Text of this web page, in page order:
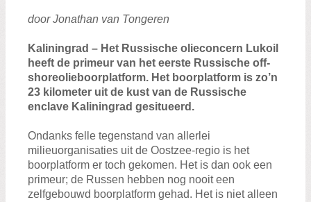
Zoeken
door Jonathan van Tongeren
Kaliningrad – Het Russische olieconcern Lukoil
heeft de primeur van het eerste Russische off-
shoreolieboorplatform. Het boorplatform is zo’n
23 kilometer uit de kust van de Russische
enclave Kaliningrad gesitueerd.
Ondanks felle tegenstand van allerlei
milieuorganisaties uit de Oostzee-regio is het
boorplatform er toch gekomen. Het is dan ook een
primeur; de Russen hebben nog nooit een
zelfgebouwd boorplatform gehad. Het is niet alleen